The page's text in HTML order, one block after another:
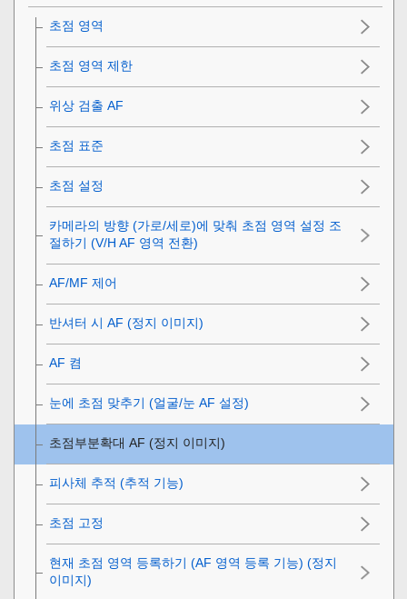
초점 영역
초점 영역 제한
위상 검출 AF
초점 표준
초점 설정
카메라의 방향 (가로/세로)에 맞춰 초점 영역 설정 조
절하기 (V/H AF 영역 전환)
AF/MF 제어
반셔터 시 AF (정지 이미지)
AF 켬
눈에 초점 맞추기 (얼굴/눈 AF 설정)
초점부분확대 AF (정지 이미지)
피사체 추적 (추적 기능)
초점 고정
현재 초점 영역 등록하기 (AF 영역 등록 기능) (정지
이미지)